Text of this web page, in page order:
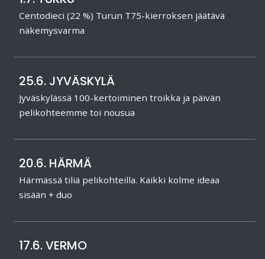
Centodieci (22 %) Turun T75-kierroksen jäätävä
näkemysvarma
25.6. JYVÄSKYLÄ
Jyväskylässä 100-kertoiminen troikka ja päivän
pelikohteemme toi nousua
20.6. HÄRMÄ
Härmässä tiliä pelikohteilla. Kaikki kolme ideaa
sisään + duo
17.6. VERMO